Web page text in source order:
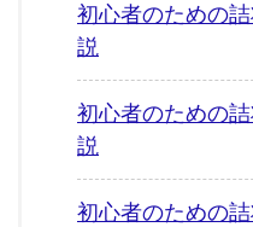
初心者のための
説
初心者のための
説
初心者のための